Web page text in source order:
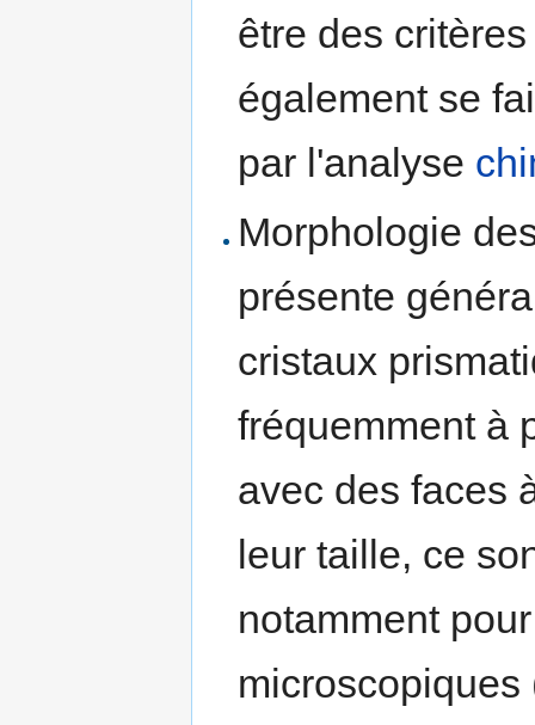
être des
également se
par l'analyse
Morphologie
présente
cristaux
fréquemment à
avec des faces
leur taille, ce
notamment